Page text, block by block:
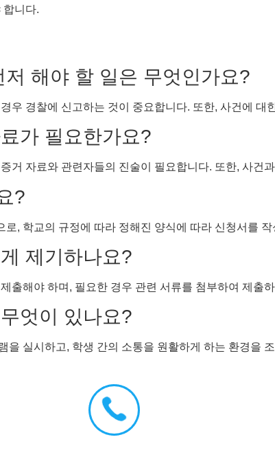
합니다.
해야 할 일은 무엇인가요?
우 경찰에 신고하는 것이 중요합니다. 또한, 사건에 대
가 필요한가요?
거 자료와 관련자들의 진술이 필요합니다. 또한, 사건
?
, 학교의 규정에 따라 정해진 양식에 따라 신청서를
제기하나요?
출해야 하며, 필요한 경우 관련 서류를 첨부하여 제출
엇이 있나요?
을 실시하고, 학생 간의 소통을 원활하게 하는 환경을